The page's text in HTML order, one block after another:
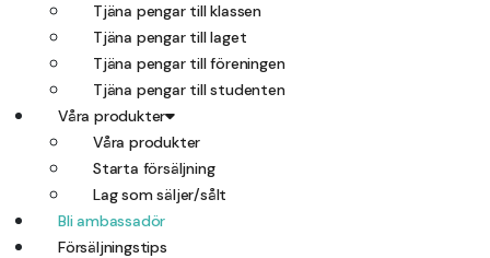
Tjäna pengar till klassen
Tjäna pengar till laget
Tjäna pengar till föreningen
Tjäna pengar till studenten
Våra produkter
Våra produkter
Starta försäljning
Lag som säljer/sålt
Bli ambassadör
Försäljningstips